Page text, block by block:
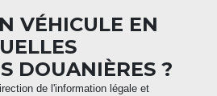
VÉHICULE EN
DOUANIÈRES ?
de l'information légale et